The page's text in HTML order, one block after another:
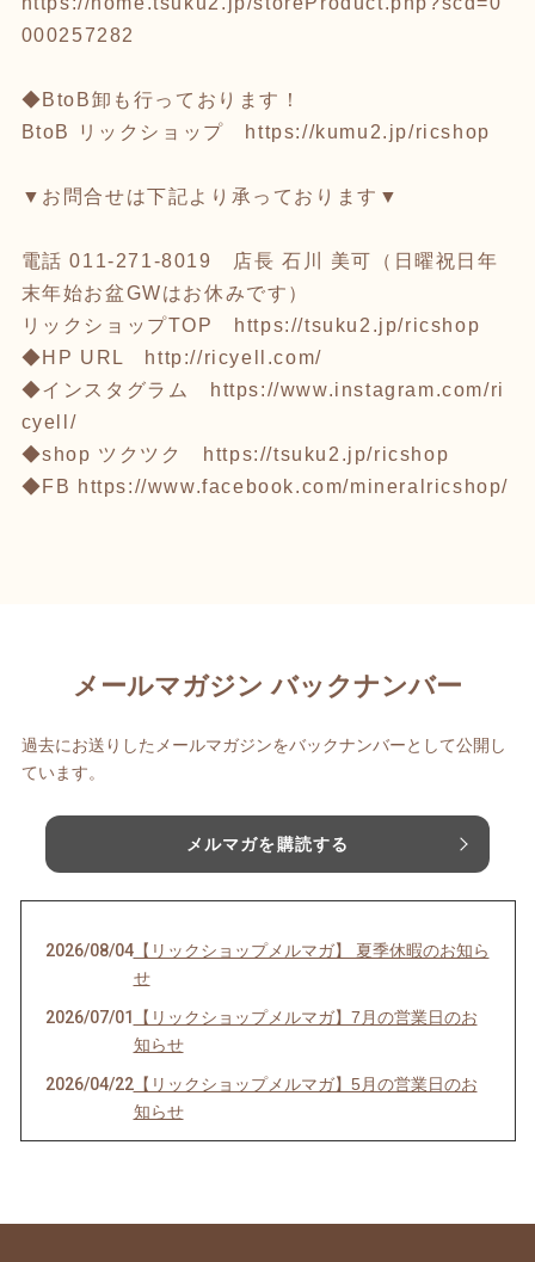
000257282
◆BtoB卸も行っております！
BtoB リックショップ https://kumu2.jp/ricshop
▼お問合せは下記より承っております▼
電話 011-271-8019 店長 石川 美可（日曜祝日年
末年始お盆GWはお休みです）
リックショップTOP
https://tsuku2.jp/ricshop
◆HP URL http://ricyell.com/
◆インスタグラム
https://www.instagram.com/ri
cyell/
◆shop ツクツク
https://tsuku2.jp/ricshop
◆FB https://www.facebook.com/mineralricshop/
メールマガジン バックナンバー
過去にお送りしたメールマガジンをバックナンバーとして公開し
ています。
メルマガを購読する
2026/08/04【リックショップメルマガ】 夏季休暇のお知ら
せ
2026/07/01
【リックショップメルマガ】7月の営業日のお
知らせ
2026/04/22【リックショップメルマガ】5月の営業日のお
知らせ